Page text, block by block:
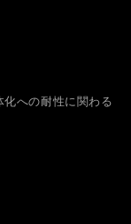
への耐性に関わる